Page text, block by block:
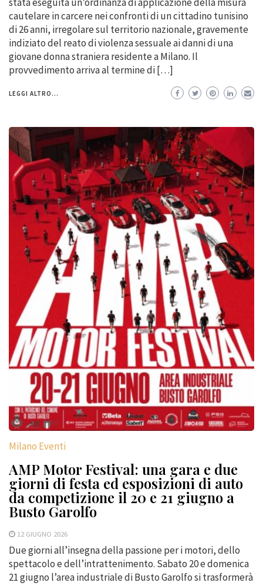
cautelare in carcere nei confronti di un cittadino tunisino
di 26 anni, irregolare sul territorio nazionale, gravemente
indiziato del reato di violenza sessuale ai danni di una
giovane donna straniera residente a Milano. Il
provvedimento arriva al termine di […]
LEGGI ALTRO...
Milano Eventi
AMP Motor Festival: una gara e due
giorni di festa ed esposizioni di auto
da competizione il 20 e 21 giugno a
Busto Garolfo
12 GIUGNO 2026
Due giorni all’insegna della passione per i motori, dello
spettacolo e dell’intrattenimento. Sabato 20 e domenica
21 giugno l’area industriale di Busto Garolfo si trasformerà